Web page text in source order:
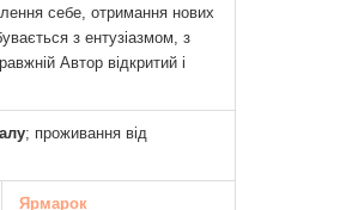
себе, отримання нових
з ентузіазмом, з
Автор відкритий і
; проживання від
Ярмарок